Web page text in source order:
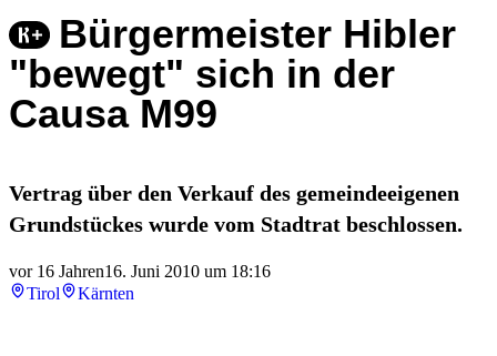
Bürgermeister Hibler
"bewegt" sich in der
Causa M99
Vertrag über den Verkauf des gemeindeeigenen
Grundstückes wurde vom Stadtrat beschlossen.
vor 16 Jahren16. Juni 2010 um 18:16
Tirol
Kärnten